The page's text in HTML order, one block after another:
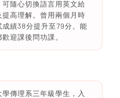
隨心切換語言用英文給
高理解。曾用兩個月時
績38分提升至79分。能
迎課後問功課。
傳理系三年級學生，入